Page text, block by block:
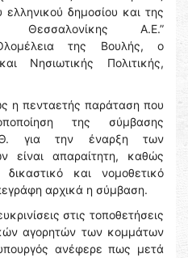
δημοσίου και της
Θεσσαλονίκης Α.Ε.”
της Βουλής, ο
Νησιωτικής Πολιτικής,
η πενταετής παράταση που
της σύμβασης
για την έναρξη των
είναι απαραίτητη, καθώς
και νομοθετικό
αρχικά η σύμβαση.
στις τοποθετήσεις
αγορητών των κομμάτων
ανέφερε πως μετά